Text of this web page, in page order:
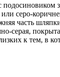
или серо-
часть
серая,
к тем, в